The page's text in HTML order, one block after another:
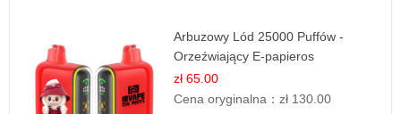
Arbuzowy Lód 25000 Puffów -
Orzeźwiający E-papieros
Jednorazowy
zł 65.00
Cena oryginalna：zł 130.00